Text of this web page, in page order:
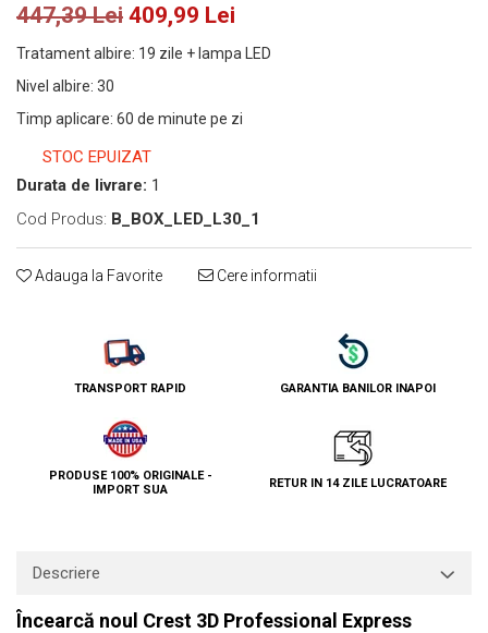
447,39 Lei 409,99 Lei
Tratament albire: 19 zile + lampa LED
Nivel albire: 30
Timp aplicare: 60 de minute pe zi
STOC EPUIZAT
Durata de livrare: 1
Cod Produs: B_BOX_LED_L30_1
Adauga la Favorite Cere informatii
TRANSPORT RAPID GARANTIA BANILOR INAPOI
PRODUSE 100% ORIGINALE -
IMPORT SUA
RETUR IN 14 ZILE LUCRATOARE
Descriere
Încearcă noul Crest 3D Professional Express